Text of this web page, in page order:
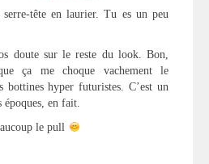
tête en laurier. Tu es un peu
doute sur le reste du look. Bon,
ça me choque vachement le
bottines hyper futuristes. C’est un
époques, en fait.
le pull